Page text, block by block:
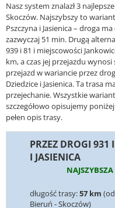
Nasz system znalazł 3
Skoczów. Najszybszy to
Pszczyna i Jasienica – droga
zazwyczaj 51 min. Drugą
939 i 81 i miejscowości
km, a czas jej przejazdu
przejazd w wariancie przez
Dziedzice i Jasienica. Ta trasa
przejechanie. Wszystkie
szczegółowo opisujemy
pełen opis trasy.
PRZEZ DROGI 931
I JASIENICA
NAJSZYBSZA
długość trasy:57 km
Bieruń - Skoczów)